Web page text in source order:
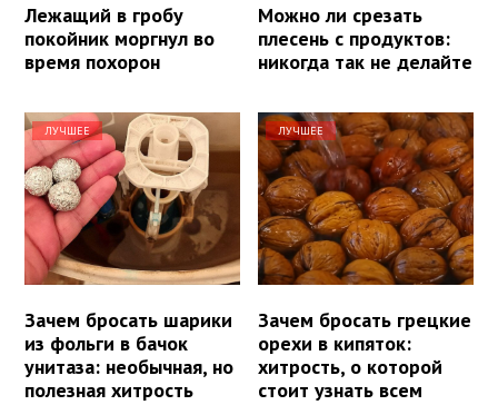
Лежащий в гробу
покойник моргнул во
время похорон
Можно ли срезать
плесень с продуктов:
никогда так не делайте
ЛУЧШЕЕ
Зачем бросать шарики
из фольги в бачок
унитаза: необычная, но
полезная хитрость
ЛУЧШЕЕ
Зачем бросать грецкие
орехи в кипяток:
хитрость, о которой
стоит узнать всем